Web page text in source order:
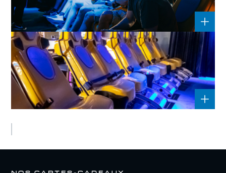
7D_TAG